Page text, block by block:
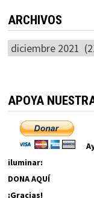
ARCHIVOS
Archivos
APOYA
iluminar:
DONA AQUÍ
¡Gracias!